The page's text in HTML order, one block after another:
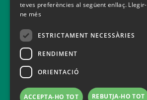
teves preferències al següent enllaç. Llegir-
ne més
ESTRICTAMENT NECESSÀRIES
RENDIMENT
ORIENTACIÓ
ACCEPTA-HO TOT REBUTJA-HO TOT